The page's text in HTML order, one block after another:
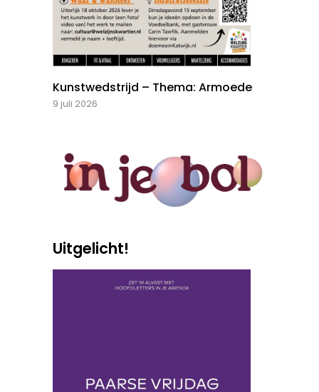
Kunstwedstrijd – Thema: Armoede
9 juli 2026
Uitgelicht!